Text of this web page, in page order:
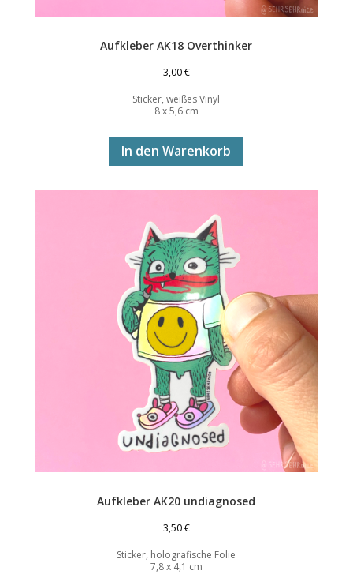
Aufkleber AK18 Overthinker
3,00€
Sticker, weißes Vinyl
8 x 5,6 cm
In den Warenkorb
Aufkleber AK20 undiagnosed
3,50€
Sticker, holografische Folie
7,8 x 4,1 cm